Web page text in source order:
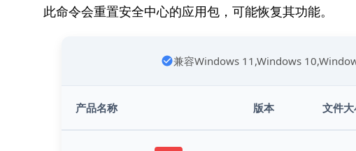
此命令会重置安全中心的应用包，可能恢复其功能。
兼容Windows 11,Windows
产品名称 版本 文件